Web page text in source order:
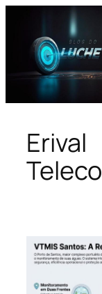
conteúdo
Erival